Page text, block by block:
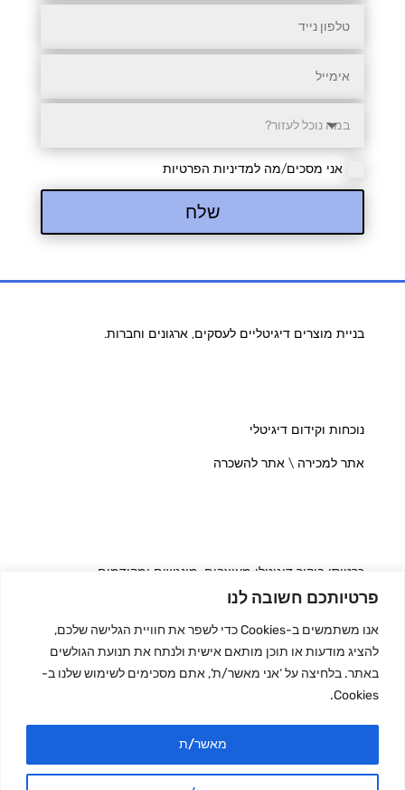
פרטיותכם חשובה לנו
אנו משתמשים ב-Cookies כדי לשפר את חוויית הגלישה שלכם,
להציג מודעות או תוכן מותאם אישית ולנתח את תנועת הגולשים
באתר. בלחיצה על ‘אני מאשר/ת’, אתם מסכימים לשימוש שלנו ב-
Cookies.
מאשר/ת
אני מסכים/מה למדיניות הפרטיות
שלח
בניית מוצרים דיגיטליים לעסקים, ארגונים וחברות.
נוכחות וקידום דיגיטלי
אתר למכירה \ אתר להשכרה
כרטיסי ביקור דיגיטלי מעוצבים, מונגשים ומקודמים
מדריך בעלי המקצוע
מדריך העסקים